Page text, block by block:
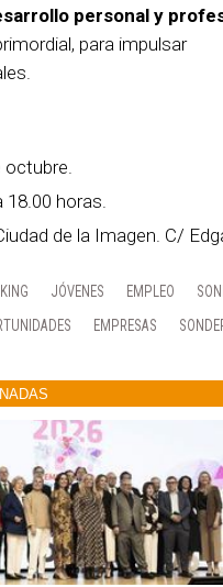
personal y
para impulsar
octubre.
18.00 horas.
de la Imagen. C/
JÓVENES EMPLEO
EMPRESAS